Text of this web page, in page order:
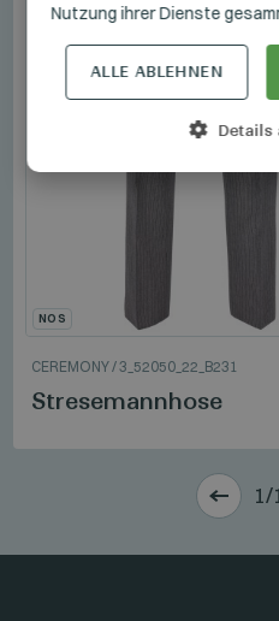
NOS
CEREMONY/3_52050_22_B231
Stresemannhose
1/
Nutzung ihrer Dienste
ALLE ABLEHNEN
Details